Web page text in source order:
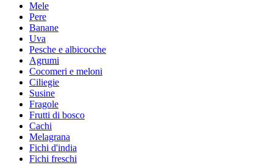
Mele
Pere
Banane
Uva
Pesche e albicocche
Agrumi
Cocomeri e meloni
Ciliegie
Susine
Fragole
Frutti di bosco
Cachi
Melagrana
Fichi d'india
Fichi freschi